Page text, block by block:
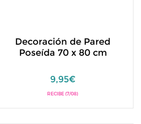
Decoración de Pared
Poseída 70 x 80 cm
9,95€
RECIBE (7/08)